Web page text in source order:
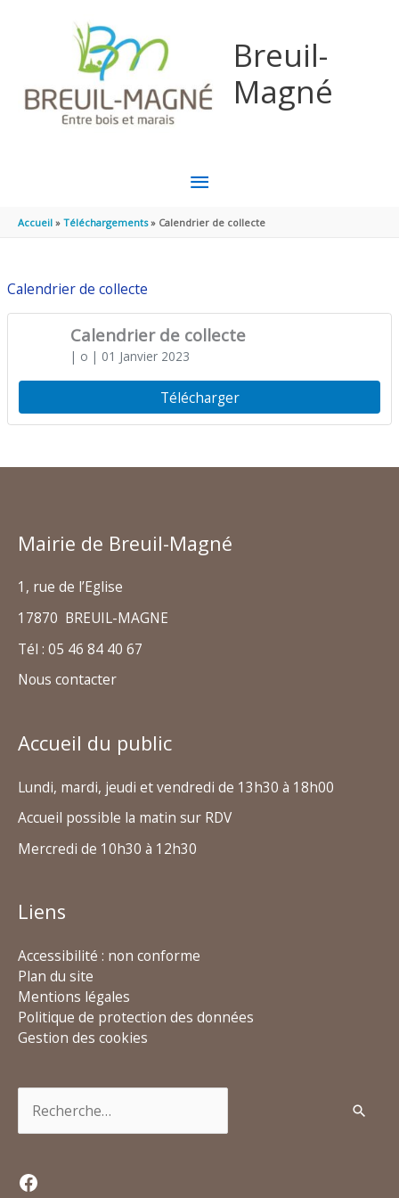
Breuil-
Magné
MENU
PRINCIPAL
Accueil Téléchargements Calendrier de collecte
Calendrier de collecte
Calendrier de collecte
| o | 01 Janvier 2023
Télécharger
Mairie de Breuil-Magné
1, rue de l’Eglise
17870 BREUIL-MAGNE
Tél : 05 46 84 40 67
Nous contacter
Accueil du public
Lundi, mardi, jeudi et vendredi de 13h30 à 18h00
Accueil possible la matin sur RDV
Mercredi de 10h30 à 12h30
Liens
Accessibilité : non conforme
Plan du site
Mentions légales
Politique de protection des données
Gestion des cookies
Facebook